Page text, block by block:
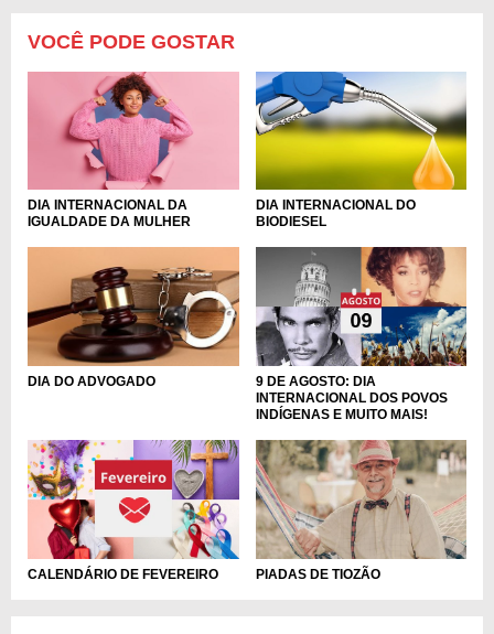
VOCÊ PODE GOSTAR
DIA INTERNACIONAL DA
IGUALDADE DA MULHER
DIA INTERNACIONAL DO
BIODIESEL
DIA DO ADVOGADO
9 DE AGOSTO: DIA
INTERNACIONAL DOS POVOS
INDÍGENAS E MUITO MAIS!
CALENDÁRIO DE FEVEREIRO PIADAS DE TIOZÃO